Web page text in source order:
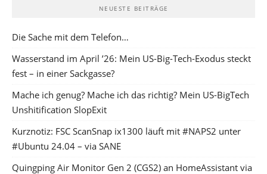
NEUESTE BEITRÄGE
Die Sache mit dem Telefon…
Wasserstand im April ’26: Mein US-Big-Tech-Exodus steckt
fest – in einer Sackgasse?
Mache ich genug? Mache ich das richtig? Mein US-BigTech
Unshitification SlopExit
Kurznotiz: FSC ScanSnap ix1300 läuft mit #NAPS2 unter
#Ubuntu 24.04 – via SANE
Quingping Air Monitor Gen 2 (CGS2) an HomeAssistant via